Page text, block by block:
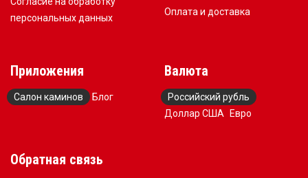
персональных данных
Оплата и доставка
Приложения
Салон каминов Блог
Валюта
Российский рубль
Доллар США
Евро
Обратная связь